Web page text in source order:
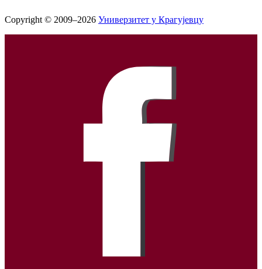
Copyright © 2009–2026 Универзитет у Крагујевцу